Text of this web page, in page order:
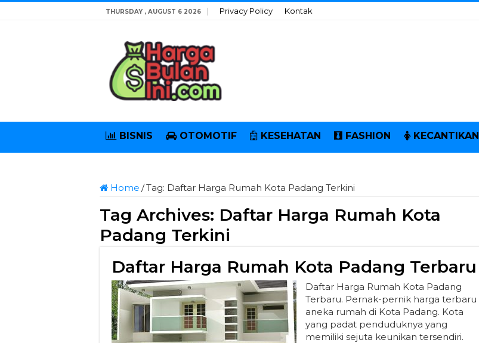
THURSDAY , AUGUST 6 2026 Privacy Policy Kontak
BISNIS OTOMOTIF KESEHATAN FASHION KECANTIKAN
Home /Tag: Daftar Harga Rumah Kota Padang Terkini
Tag Archives: Daftar Harga Rumah Kota
Padang Terkini
Daftar Harga Rumah Kota Padang Terbaru
Daftar Harga Rumah Kota Padang
Terbaru. Pernak-pernik harga terbaru
aneka rumah di Kota Padang. Kota
yang padat penduduknya yang
memiliki sejuta keunikan tersendiri.